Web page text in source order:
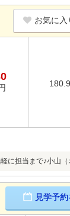
お気に入
に担当まで♪小山
見学予